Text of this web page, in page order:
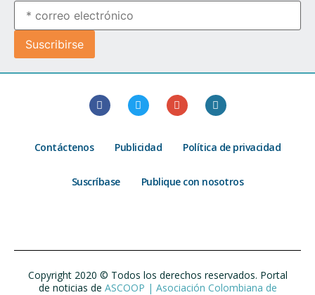
Contáctenos Publicidad Política de privacidad
Suscríbase Publique con nosotros
Copyright 2020 © Todos los derechos reservados. Portal
de noticias de ASCOOP | Asociación Colombiana de